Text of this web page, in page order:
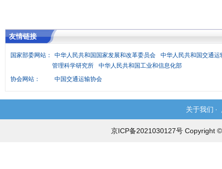
友情链接
国家部委网站： 中华人民共和国国家发展和改革委员会
中华人民共和国交通运
管理科学研究所
中华人民共和国工业和信息化部
协会网站：
中国交通运输协会
关于我们 ·
京ICP备2021030127号 Copyright